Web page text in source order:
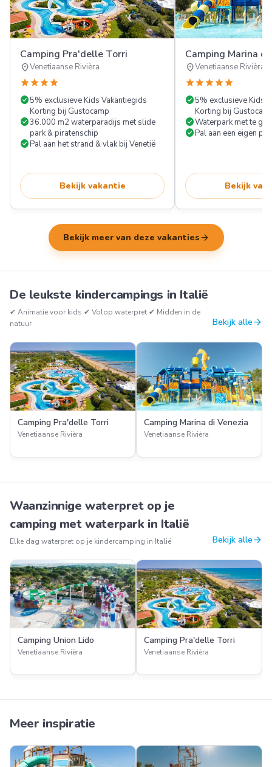
Camping Pra'delle Torri
location_onVenetiaanse Rivièra
starstarstarstar
check_circle5% exclusieve Kids Vakantiegids
Korting bij Gustocamp
check_circle36.000 m2 waterparadijs met slide
park & piratenschip
check_circlePal aan het strand & vlak bij Venetië
Bekijk vakantie
Camping Marina di
location_onVenetiaanse Rivièra
starstarstarstarstar
check_circle5% exclusieve Kids
Korting bij
check_circleWaterpark met te
check_circlePal aan een eigen
Bekijk
Bekijk meer van deze vakanties arrow_forward
De leukste kindercampings in Italië
✔︎ Animatie voor kids ✔︎ Volop waterpret ✔︎ Midden in de
natuur
Bekijk alle arrow_forward
Camping Pra'delle Torri
Venetiaanse Rivièra
Camping Marina di Venezia
Venetiaanse Rivièra
Waanzinnige waterpret op je
camping met waterpark in Italië
Elke dag waterpret op je kindercamping in Italië Bekijk alle arrow_forward
Camping Union Lido
Venetiaanse Rivièra
Camping Pra'delle Torri
Venetiaanse Rivièra
Meer inspiratie